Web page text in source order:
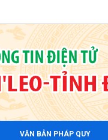
VĂN BẢN PHÁP QUY